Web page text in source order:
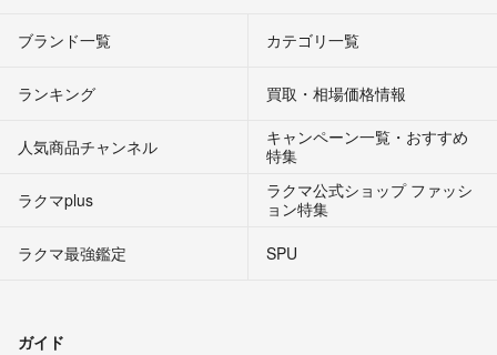
ブランド一覧 カテゴリ一覧
ランキング 買取・相場価格情報
人気商品チャンネル
キャンペーン一覧・おすすめ
特集
ラクマplus
ラクマ公式ショップ ファッシ
ョン特集
ラクマ最強鑑定
SPU
ガイド